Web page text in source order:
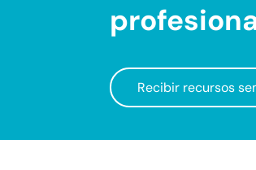
Recibir recursos